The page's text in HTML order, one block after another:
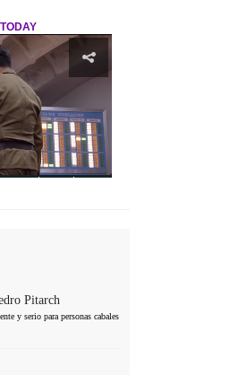
Pitarch
y serio para personas cabales